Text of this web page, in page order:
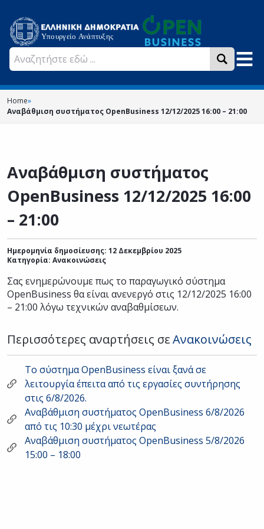
Home»
Αναβάθμιση συστήματος OpenBusiness 12/12/2025 16:00 – 21:00
Αναβάθμιση συστήματος
OpenBusiness 12/12/2025 16:00
– 21:00
Ημερομηνία δημοσίευσης: 12 Δεκεμβρίου 2025
Κατηγορία: Ανακοινώσεις
Σας ενημερώνουμε πως το παραγωγικό σύστημα
OpenBusiness θα είναι ανενεργό στις 12/12/2025 16:00
– 21:00 λόγω τεχνικών αναβαθμίσεων.
Περισσότερες αναρτήσεις σεΑνακοινώσεις
Το σύστημα OpenBusiness είναι ξανά σε
λειτουργία έπειτα από τις εργασίες συντήρησης
στις 6/8/2026.
Αναβάθμιση συστήματος OpenBusiness 6/8/2026
από τις 10:30 μέχρι νεωτέρας
Αναβάθμιση συστήματος OpenBusiness 5/8/2026
15:00 – 18:00